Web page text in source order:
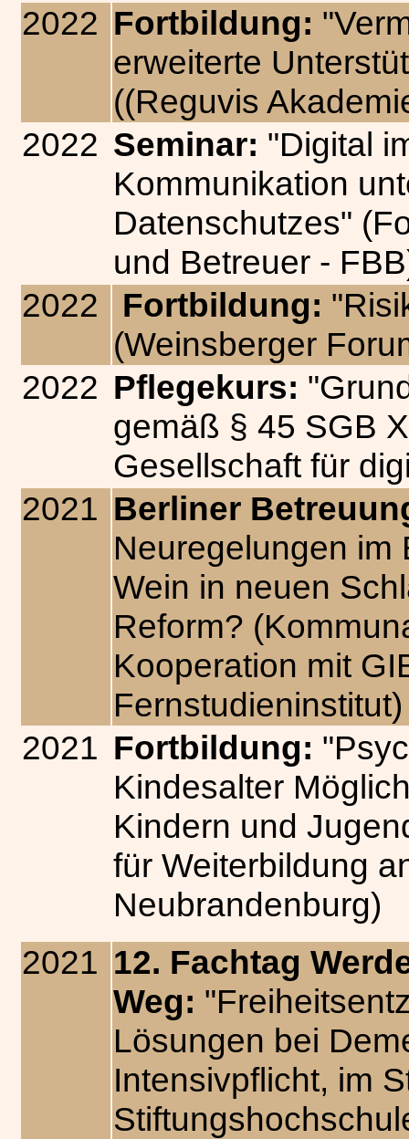
2022 Fortbildung:
erweiterte
((Reguvis
2022 Seminar: "Digital
Kommunikation
Datenschutzes"
und Betreuer -
2022
Fortbildung:
(Weinsberger
2022 Pflegekurs:
gemäß § 45 SGB
Gesellschaft für
2021 Berliner
Neuregelungen im
Wein in neuen
Reform?
Kooperation mit
Fernstudieninstitut)
2021 Fortbildung:
Kindesalter
Kindern und
für Weiterbildung
Neubrandenburg)
2021 12. Fachtag
Weg:
Lösungen bei
Intensivpflicht, im